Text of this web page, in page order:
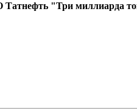
"Три миллиарда